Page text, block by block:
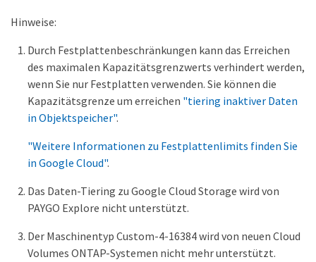
Hinweise:
Durch Festplattenbeschränkungen kann das Erreichen
des maximalen Kapazitätsgrenzwerts verhindert werden,
wenn Sie nur Festplatten verwenden. Sie können die
Kapazitätsgrenze um erreichen "tiering inaktiver Daten
in Objektspeicher".
"Weitere Informationen zu Festplattenlimits finden Sie
in Google Cloud".
Das Daten-Tiering zu Google Cloud Storage wird von
PAYGO Explore nicht unterstützt.
Der Maschinentyp Custom-4-16384 wird von neuen Cloud
Volumes ONTAP-Systemen nicht mehr unterstützt.